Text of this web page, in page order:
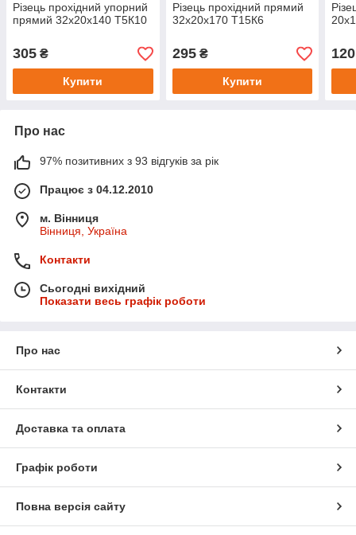
Різець прохідний упорний
прямий 32х20х140 Т5К10
305 ₴
Купити
Різець прохідний прямий
32х20х170 Т15К6
295₴
Купити
120
Про нас
97% позитивних з 93 відгуків за рік
Працює з 04.12.2010
м. Вінниця
Вінниця, Україна
Контакти
Сьогодні вихідний
Показати весь графік роботи
Про нас
Контакти
Доставка та оплата
Графік роботи
Повна версія сайту